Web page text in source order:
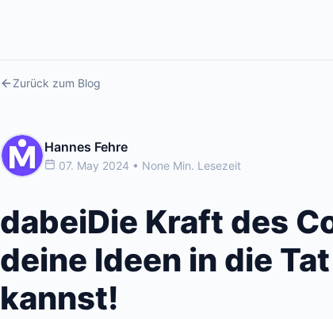
Zurück zum Blog
Hannes Fehre
07. May 2024 • None Min. Lesezeit
dabeiDie Kraft des
deine Ideen in die
kannst!